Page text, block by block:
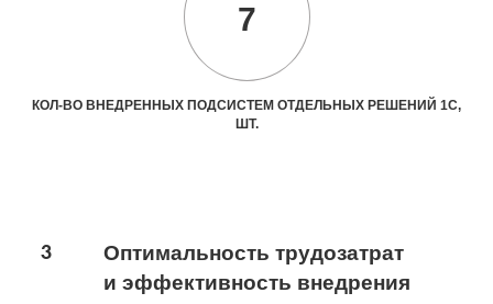
7
КОЛ-ВО ВНЕДРЕННЫХ ПОДСИСТЕМ ОТДЕЛЬНЫХ РЕШЕНИЙ 1С,
ШТ.
3
Оптимальность трудозатрат
и эффективность внедрения